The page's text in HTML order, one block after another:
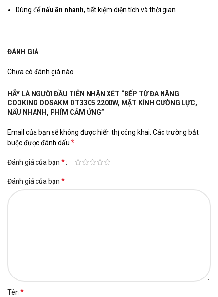
Dùng đểnấu ăn nhanh, tiết kiệm diện tích và thời gian
ĐÁNH GIÁ
Chưa có đánh giá nào.
HÃY LÀ NGƯỜI ĐẦU TIÊN NHẬN XÉT “BẾP TỪ ĐA NĂNG
COOKING DOSAKM DT3305 2200W, MẶT KÍNH CƯỜNG LỰC,
NẤU NHANH, PHÍM CẢM ỨNG”
Email của bạn sẽ không được hiển thị công khai. Các trường bắt
buộc được đánh dấu *
Đánh giá của bạn *
Đánh giá của bạn *
Tên *